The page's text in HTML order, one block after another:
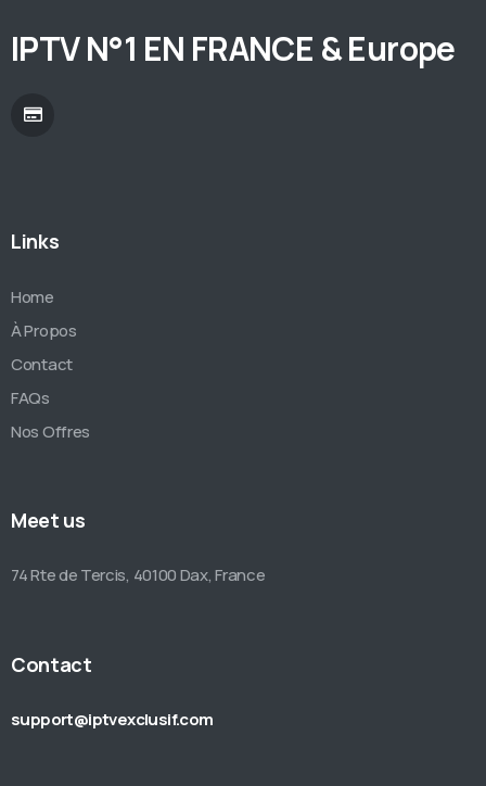
IPTV N°1 EN FRANCE & Europe
Links
Home
À Propos
Contact
FAQs
Nos Offres
Meet us
74 Rte de Tercis, 40100 Dax, France
Contact
support@iptvexclusif.com